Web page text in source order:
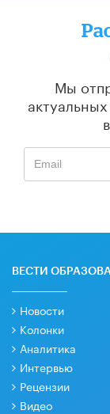
Мы
ВЕСТИ
Новости
Колонки
Аналитика
Интервью
Рецензии
Видео